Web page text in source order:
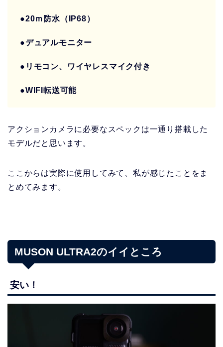
●20ｍ防水（IP68）
●デュアルモニター
●リモコン、ワイヤレスマイク付き
●WIFI転送可能
アクションカメラに必要なスペックは一通り搭載した
モデルだと思います。
ここからは実際に使用してみて、私が感じたことをま
とめてみます。
MUSON ULTRA2のイイところ
安い！